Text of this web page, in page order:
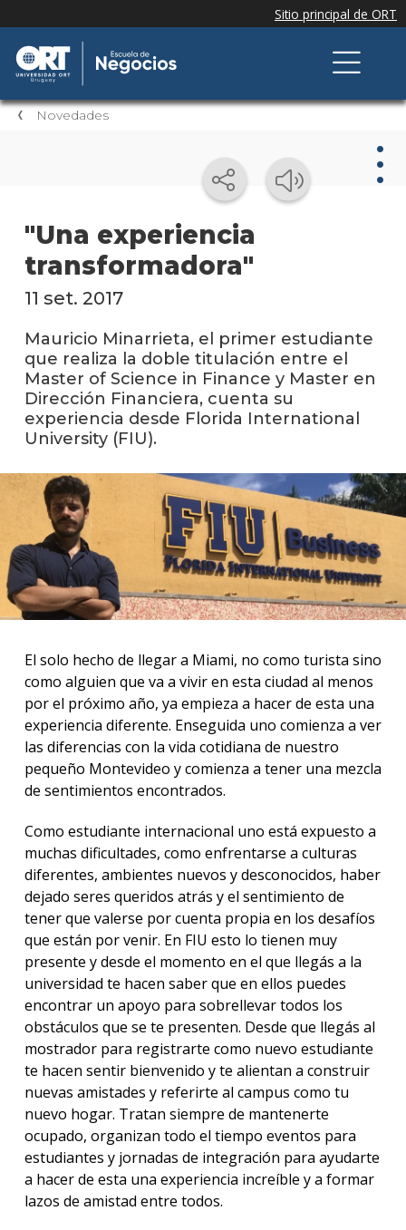
Novedades
"Una experiencia
transformadora"
11 set. 2017
Mauricio Minarrieta, el primer estudiante
que realiza la doble titulación entre el
Master of Science in Finance y Master en
Dirección Financiera, cuenta su
experiencia desde Florida International
University (FIU).
El solo hecho de llegar a Miami, no como turista sino
como alguien que va a vivir en esta ciudad al menos
por el próximo año, ya empieza a hacer de esta una
experiencia diferente. Enseguida uno comienza a ver
las diferencias con la vida cotidiana de nuestro
pequeño Montevideo y comienza a tener una mezcla
de sentimientos encontrados.
Como estudiante internacional uno está expuesto a
muchas dificultades, como enfrentarse a culturas
diferentes, ambientes nuevos y desconocidos, haber
dejado seres queridos atrás y el sentimiento de
tener que valerse por cuenta propia en los desafíos
que están por venir. En FIU esto lo tienen muy
presente y desde el momento en el que llegás a la
universidad te hacen saber que en ellos puedes
encontrar un apoyo para sobrellevar todos los
obstáculos que se te presenten. Desde que llegás al
mostrador para registrarte como nuevo estudiante
te hacen sentir bienvenido y te alientan a construir
nuevas amistades y referirte al campus como tu
nuevo hogar. Tratan siempre de mantenerte
ocupado, organizan todo el tiempo eventos para
estudiantes y jornadas de integración para ayudarte
a hacer de esta una experiencia increíble y a formar
lazos de amistad entre todos.